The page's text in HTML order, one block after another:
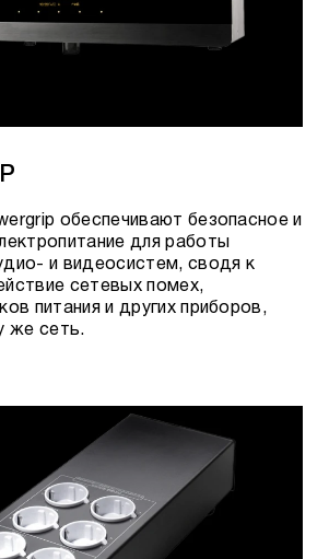
обеспечивают безопасное и
для работы
и видеосистем, сводя к
сетевых помех,
питания и других приборов,
же сеть.